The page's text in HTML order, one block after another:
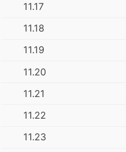
11.17
11.18
11.19
11.20
11.21
11.22
11.23